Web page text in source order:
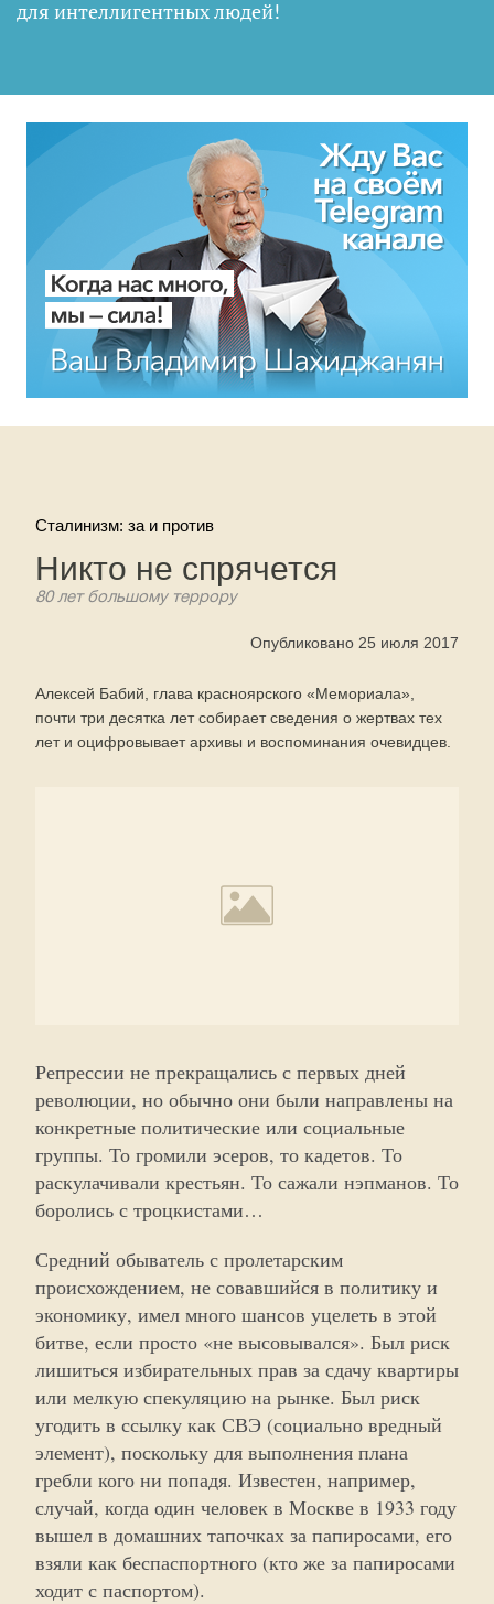
для интеллигентных людей!
Сталинизм: за и против
Никто не спрячется
80 лет большому террору
Опубликовано 25 июля 2017
Алексей Бабий, глава красноярского «Мемориала»,
почти три десятка лет собирает сведения о жертвах тех
лет и оцифровывает архивы и воспоминания очевидцев.
Репрессии не прекращались с первых дней
революции, но обычно они были направлены на
конкретные политические или социальные
группы. То громили эсеров, то кадетов. То
раскулачивали крестьян. То сажали нэпманов. То
боролись с троцкистами…
Средний обыватель с пролетарским
происхождением, не совавшийся в политику и
экономику, имел много шансов уцелеть в этой
битве, если просто «не высовывался». Был риск
лишиться избирательных прав за сдачу квартиры
или мелкую спекуляцию на рынке. Был риск
угодить в ссылку как СВЭ (социально вредный
элемент), поскольку для выполнения плана
гребли кого ни попадя. Известен, например,
случай, когда один человек в Москве в 1933 году
вышел в домашних тапочках за папиросами, его
взяли как беспаспортного (кто же за папиросами
ходит с паспортом).